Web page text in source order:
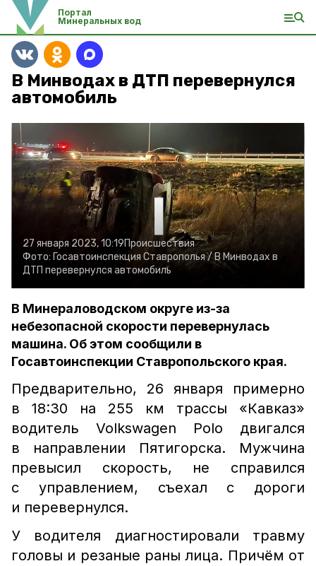
Портал
Минеральных вод
В Минводах в ДТП перевернулся
автомобиль
27 января 2023, 10:19Происшествия
Фото: Госавтоинспекция Ставрополья /В Минводах в
ДТП перевернулся автомобиль
В Минераловодском округе из-за
небезопасной скорости перевернулась
машина. Об этом сообщили в
Госавтоинспекции Ставропольского края.
Предварительно, 26 января примерно
в 18:30 на 255 км трассы «Кавказ»
водитель Volkswagen Polo двигался
в направлении Пятигорска. Мужчина
превысил скорость, не справился
с управлением, съехал с дороги
и перевернулся.
У водителя диагностировали травму
головы и резаные раны лица. Причём от